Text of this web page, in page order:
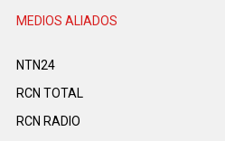
MEDIOS ALIADOS
NTN24
RCN TOTAL
RCN RADIO